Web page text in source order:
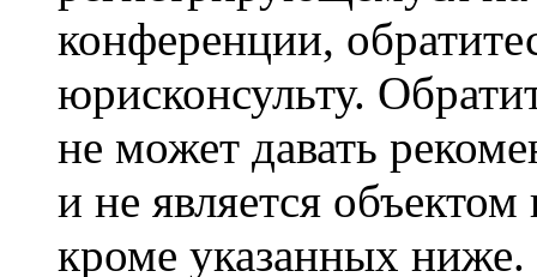
конференции,
юрисконсульту.
не может давать
и не является
кроме указанных ниже.